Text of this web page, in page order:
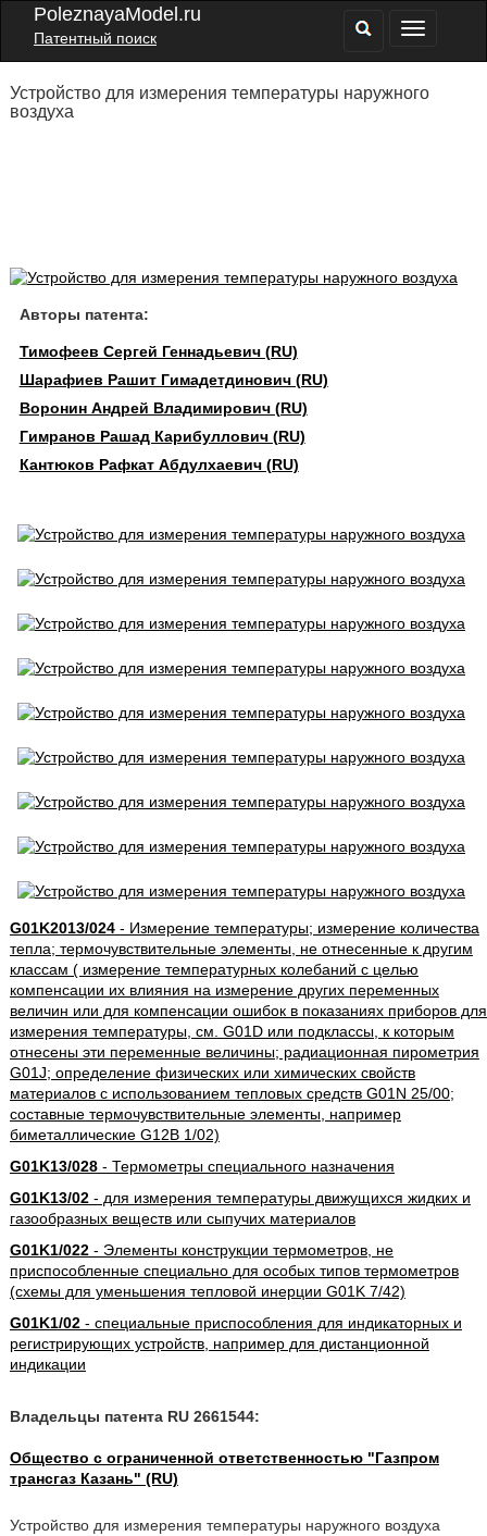
PoleznayaModel.ru
Патентный поиск
Устройство для измерения температуры наружного
воздуха
Авторы патента:
Тимофеев Сергей Геннадьевич (RU)
Шарафиев Рашит Гимадетдинович (RU)
Воронин Андрей Владимирович (RU)
Гимранов Рашад Карибуллович (RU)
Кантюков Рафкат Абдулхаевич (RU)
G01K2013/024- Измерение температуры; измерение количества
тепла; термочувствительные элементы, не отнесенные к другим
классам ( измерение температурных колебаний с целью
компенсации их влияния на измерение других переменных
величин или для компенсации ошибок в показаниях приборов для
измерения температуры, см. G01D или подклассы, к которым
отнесены эти переменные величины; радиационная пирометрия
G01J; определение физических или химических свойств
материалов с использованием тепловых средств G01N 25/00;
составные термочувствительные элементы, например
биметаллические G12B 1/02)
G01K13/028- Термометры специального назначения
G01K13/02- для измерения температуры движущихся жидких и
газообразных веществ или сыпучих материалов
G01K1/022- Элементы конструкции термометров, не
приспособленные специально для особых типов термометров
(схемы для уменьшения тепловой инерции G01K 7/42)
G01K1/02- специальные приспособления для индикаторных и
регистрирующих устройств, например для дистанционной
индикации
Владельцы патента RU 2661544:
Общество с ограниченной ответственностью "Газпром
трансгаз Казань" (RU)
Устройство для измерения температуры наружного воздуха